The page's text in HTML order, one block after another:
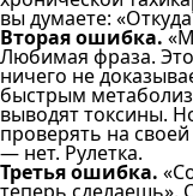
вы думаете:
Вторая ошибка.
Любимая фраза.
ничего не
быстрым
выводят токсины.
проверять на
— нет. Рулетка.
Третья ошибка.